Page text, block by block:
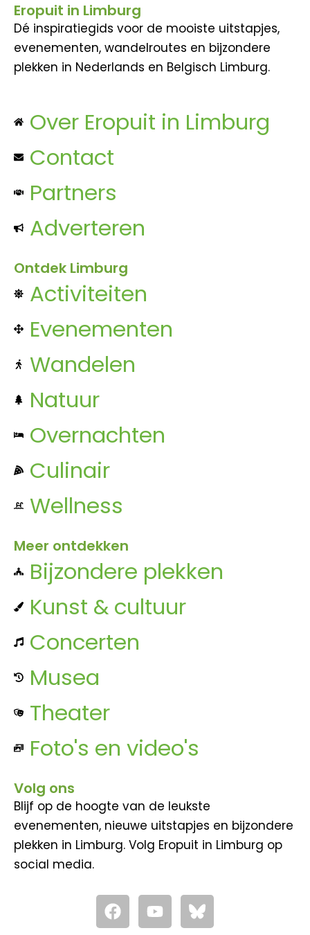
Eropuit in Limburg
Dé inspiratiegids voor de mooiste uitstapjes,
evenementen, wandelroutes en bijzondere
plekken in Nederlands en Belgisch Limburg.
Over Eropuit in Limburg
Contact
Partners
Adverteren
Ontdek Limburg
Activiteiten
Evenementen
Wandelen
Natuur
Overnachten
Culinair
Wellness
Meer ontdekken
Bijzondere plekken
Kunst & cultuur
Concerten
Musea
Theater
Foto's en video's
Volg ons
Blijf op de hoogte van de leukste
evenementen, nieuwe uitstapjes en bijzondere
plekken in Limburg. Volg Eropuit in Limburg op
social media.
F
a
Y
o